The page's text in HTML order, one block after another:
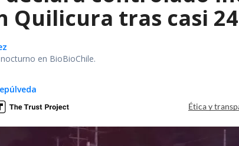
Quilicura tras casi
en BioBioChile.
Ética y